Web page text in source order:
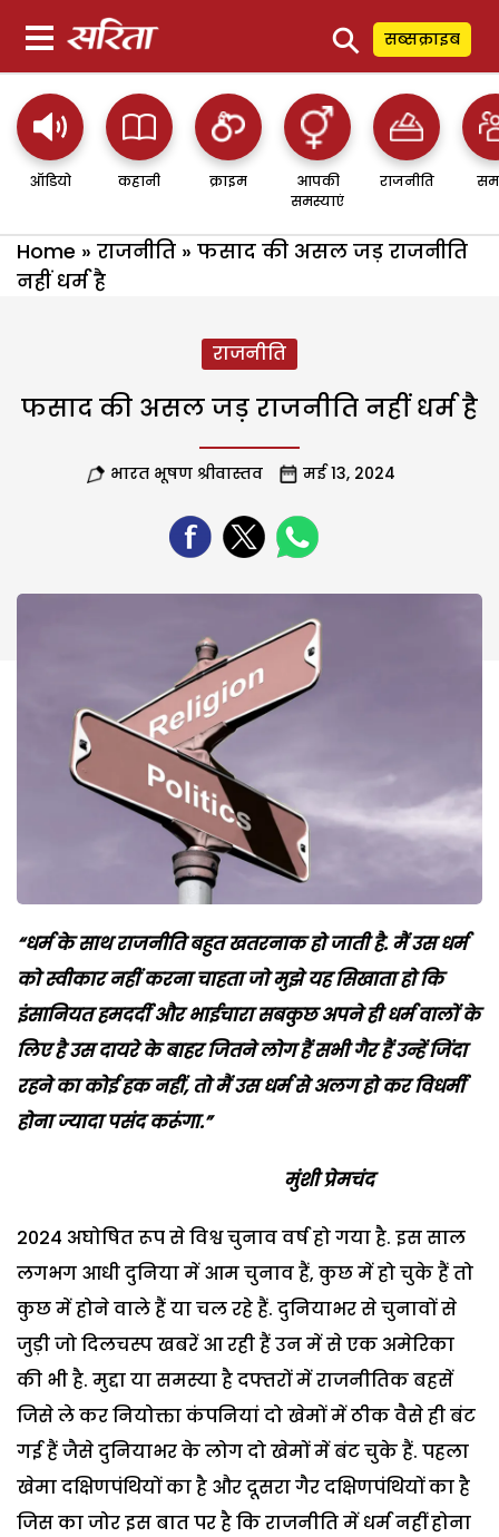
⚲ सब्सक्राइब
ऑडियो कहानी क्राइम
आपकी
समस्याएं
राजनीति
Home » राजनीति » फसाद की असल जड़ राजनीति
नहीं धर्म है
राजनीति
फसाद की असल जड़ राजनीति नहीं धर्म है
भारत भूषण श्रीवास्तव मई 13, 2024
“धर्म के साथ राजनीति बहुत खतरनाक हो जाती है. मैं उस धर्म
को स्वीकार नहीं करना चाहता जो मुझे यह सिखाता हो कि
इंसानियत हमदर्दी और भाईचारा सबकुछ अपने ही धर्म वालों के
लिए है उस दायरे के बाहर जितने लोग हैं सभी गैर हैं उन्हें जिंदा
रहने का कोई हक नहीं, तो मैं उस धर्म से अलग हो कर विधर्मी
होना ज्यादा पसंद करूंगा.”
मुंशी प्रेमचंद
2024 अघोषित रूप से विश्व चुनाव वर्ष हो गया है. इस साल
लगभग आधी दुनिया में आम चुनाव हैं, कुछ में हो चुके हैं तो
कुछ में होने वाले हैं या चल रहे हैं. दुनियाभर से चुनावों से
जुड़ी जो दिलचस्प खबरें आ रही हैं उन में से एक अमेरिका
की भी है. मुद्दा या समस्या है दफ्तरों में राजनीतिक बहसें
जिसे ले कर नियोक्ता कंपनियां दो खेमों में ठीक वैसे ही बंट
गई हैं जैसे दुनियाभर के लोग दो खेमों में बंट चुके हैं. पहला
खेमा दक्षिणपंथियों का है और दूसरा गैर दक्षिणपंथियों का है
जिस का जोर इस बात पर है कि राजनीति में धर्म नहीं होना